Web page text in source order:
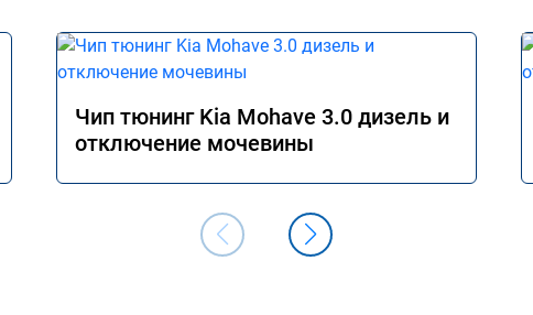
Чип тюнинг Kia Mohave 3.0 дизель и
отключение мочевины